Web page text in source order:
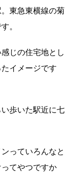
東急東横線の菊
。
じの住宅地とし
イメージです
歩いた駅近に七
っていろんなと
てやつですか